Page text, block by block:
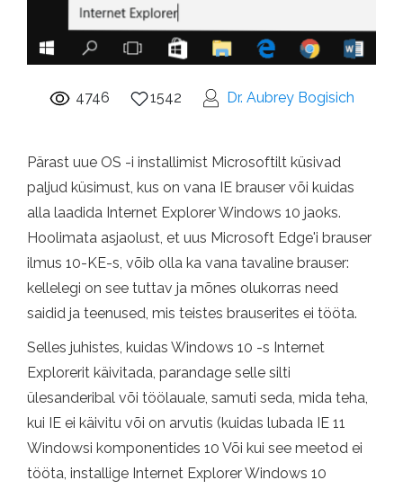
4746 1542 Dr. Aubrey Bogisich
Pärast uue OS -i installimist Microsoftilt küsivad
paljud küsimust, kus on vana IE brauser või kuidas
alla laadida Internet Explorer Windows 10 jaoks.
Hoolimata asjaolust, et uus Microsoft Edge'i brauser
ilmus 10-KE-s, võib olla ka vana tavaline brauser:
kellelegi on see tuttav ja mõnes olukorras need
saidid ja teenused, mis teistes brauserites ei tööta.
Selles juhistes, kuidas Windows 10 -s Internet
Explorerit käivitada, parandage selle silti
ülesanderibal või töölauale, samuti seda, mida teha,
kui IE ei käivitu või on arvutis (kuidas lubada IE 11
Windowsi komponentides 10 Või kui see meetod ei
tööta, installige Internet Explorer Windows 10